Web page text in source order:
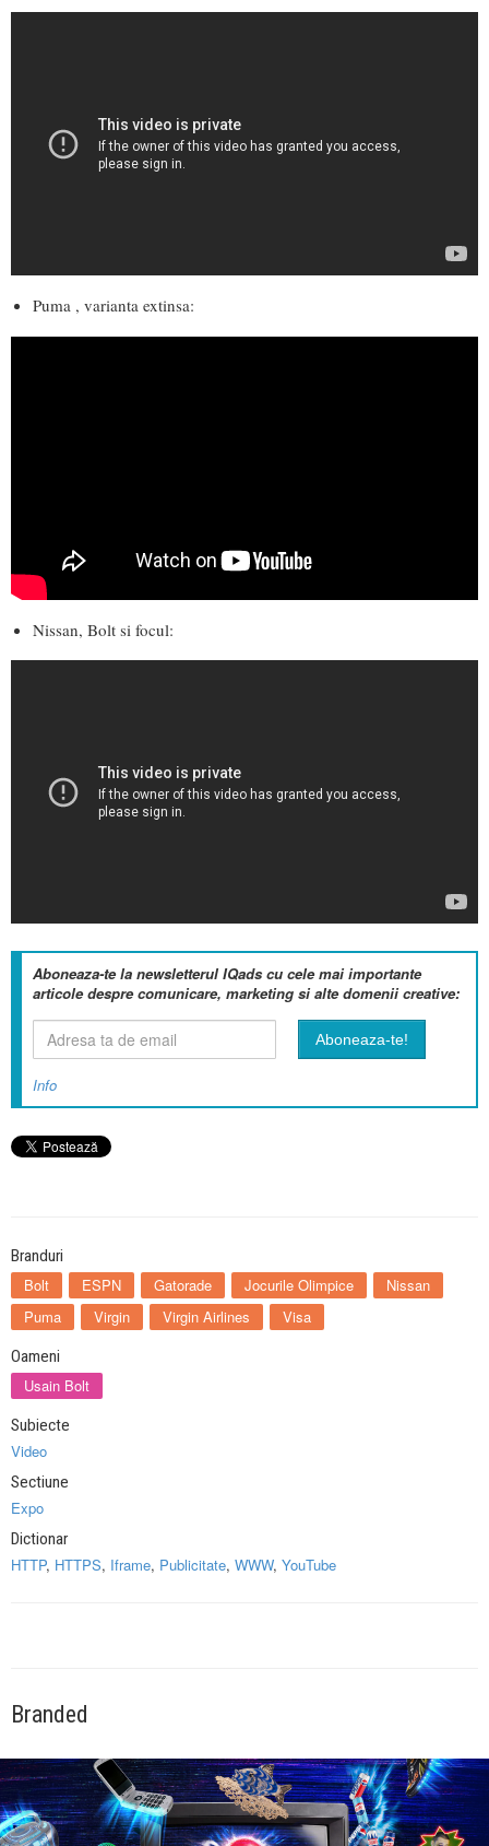
Puma , varianta extinsa:
Nissan, Bolt si focul:
Aboneaza-te la newsletterul IQads cu cele mai importante
articole despre comunicare, marketing si alte domenii creative:
Info
Branduri
Bolt ESPN Gatorade Jocurile Olimpice
Nissan
Puma
Virgin Virgin Airlines Visa
Oameni
Usain Bolt
Subiecte
Video
Sectiune
Expo
Dictionar
HTTP, HTTPS, Iframe, Publicitate, WWW, YouTube
Branded